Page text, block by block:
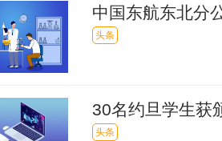
中国东航东北分
头条
30名约旦学生获
头条